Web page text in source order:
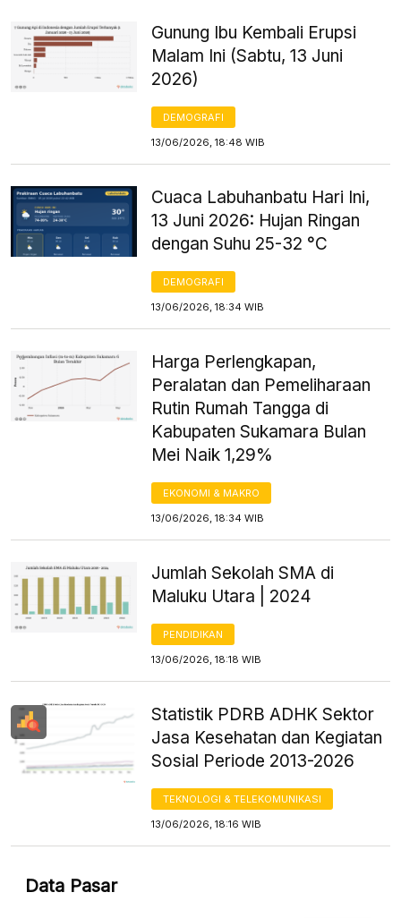
Gunung Ibu Kembali Erupsi
Malam Ini (Sabtu, 13 Juni
2026)
DEMOGRAFI
13/06/2026, 18:48 WIB
Cuaca Labuhanbatu Hari Ini,
13 Juni 2026: Hujan Ringan
dengan Suhu 25-32 °C
DEMOGRAFI
13/06/2026, 18:34 WIB
Harga Perlengkapan,
Peralatan dan Pemeliharaan
Rutin Rumah Tangga di
Kabupaten Sukamara Bulan
Mei Naik 1,29%
EKONOMI & MAKRO
13/06/2026, 18:34 WIB
Jumlah Sekolah SMA di
Maluku Utara | 2024
PENDIDIKAN
13/06/2026, 18:18 WIB
Statistik PDRB ADHK Sektor
Jasa Kesehatan dan Kegiatan
Sosial Periode 2013-2026
TEKNOLOGI & TELEKOMUNIKASI
13/06/2026, 18:16 WIB
Data Pasar